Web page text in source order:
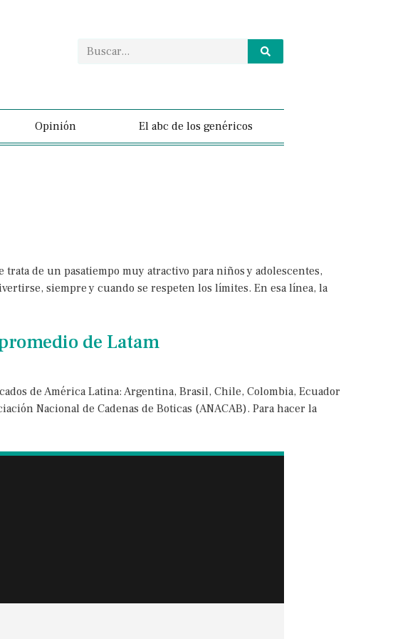
Opinión El abc de los genéricos
de un pasatiempo muy atractivo para niños y adolescentes,
siempre y cuando se respeten los límites. En esa línea, la
de Latam
de América Latina: Argentina, Brasil, Chile, Colombia, Ecuador
Nacional de Cadenas de Boticas (ANACAB). Para hacer la